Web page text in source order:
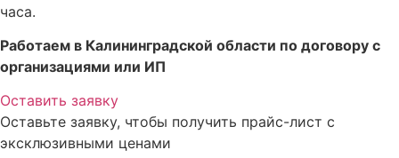
часа.
Работаем в Калининградской области по договору с
организациями или ИП
Оставить заявку
Оставьте заявку, чтобы получить прайс-лист с
эксклюзивными ценами